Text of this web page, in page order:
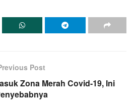
Post
Zona Merah Covid-19, Ini